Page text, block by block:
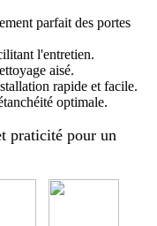
parfait des portes
l'entretien.
aisé.
rapide et facile.
optimale.
praticité pour un